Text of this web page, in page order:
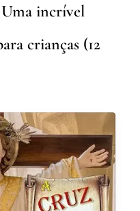
incrível
crianças (12